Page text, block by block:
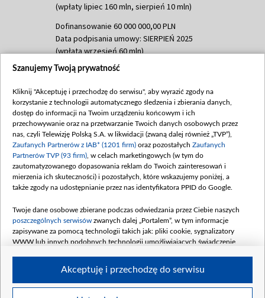
(wpłaty lipiec 160 mln, sierpień 10 mln)
Dofinansowanie 60 000 000,00 PLN
Data podpisania umowy: SIERPIEŃ 2025
(wpłata wrzesień 60 mln)
Dofinansowanie 635 783 051,21 PLN
(wpłata wrzesień 100 mln, październik 350
mln, listopad 265 mln)
Dofinansowanie 48 862 000,00 PLN
Data podpisania umowy: GRUDZIEŃ 2025
(wpłata grudzień 60,548 mln)
Dofinansowanie 900 000 000,00 PLN
Data podpisania umowy: LUTY 2026 (wpłata
kwiecień 180 mln, 7 maja 180 mln, 8
czerwca 90 mln)
Dofinansowanie 250 000 000,00 PLN
4 sierpnia 250 mln
Szanujemy Twoją prywatność
Kliknij "Akceptuję i przechodzę do serwisu", aby wyrazić zgody na
korzystanie z technologii automatycznego śledzenia i zbierania danych,
dostęp do informacji na Twoim urządzeniu końcowym i ich
przechowywanie oraz na przetwarzanie Twoich danych osobowych przez
nas, czyli Telewizję Polską S.A. w likwidacji (zwaną dalej również „TVP”),
Zaufanych Partnerów z IAB* (1201 firm) oraz pozostałych Zaufanych
Partnerów TVP (93 firm) , w celach marketingowych (w tym do
zautomatyzowanego dopasowania reklam do Twoich zainteresowań i
mierzenia ich skuteczności) i pozostałych, które wskazujemy poniżej, a
także zgody na udostępnianie przez nas identyfikatora PPID do Google.
Twoje dane osobowe zbierane podczas odwiedzania przez Ciebie naszych
poszczególnych serwisów zwanych dalej „Portalem”, w tym informacje
zapisywane za pomocą technologii takich jak: pliki cookie, sygnalizatory
WWW lub innych podobnych technologii umożliwiających świadczenie
Twoje dane osobowe zbierane podczas odwiedzania przez Ciebie
Akceptuję i przechodzę do serwisu